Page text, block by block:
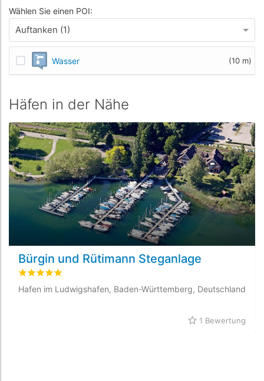
Wählen Sie einen POI:
Auftanken (1)
Wasser (10 m)
Häfen in der Nähe
Bürgin und Rütimann Steganlage
bewertet5
Hafen im Ludwigshafen, Baden-Württemberg, Deutschland
1 Bewertung